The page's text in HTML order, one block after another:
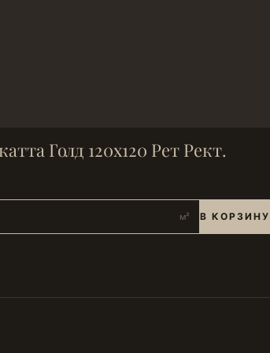
Голд 120х120 Рет Рект.
м² В КОРЗИНУ